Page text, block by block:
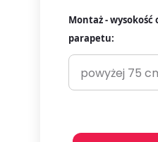
Montaż - wysokość
parapetu: